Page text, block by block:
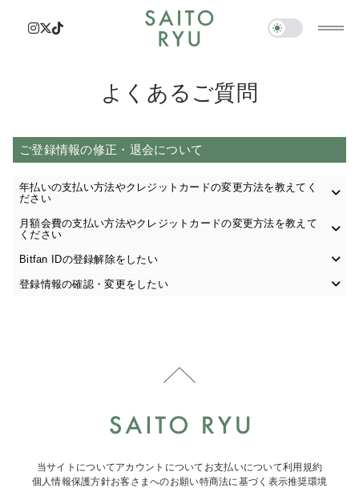
よくあるご質問
ご登録情報の修正・退会について
年払いの支払い方法やクレジットカードの変更方法を教えてく
ださい
月額会費の支払い方法やクレジットカードの変更方法を教えて
ください
Bitfan IDの登録解除をしたい
登録情報の確認・変更をしたい
当サイトについてアカウントについて お支払いについて利用規約
個人情報保護方針お客さまへのお願い特商法に基づく表示推奨環境